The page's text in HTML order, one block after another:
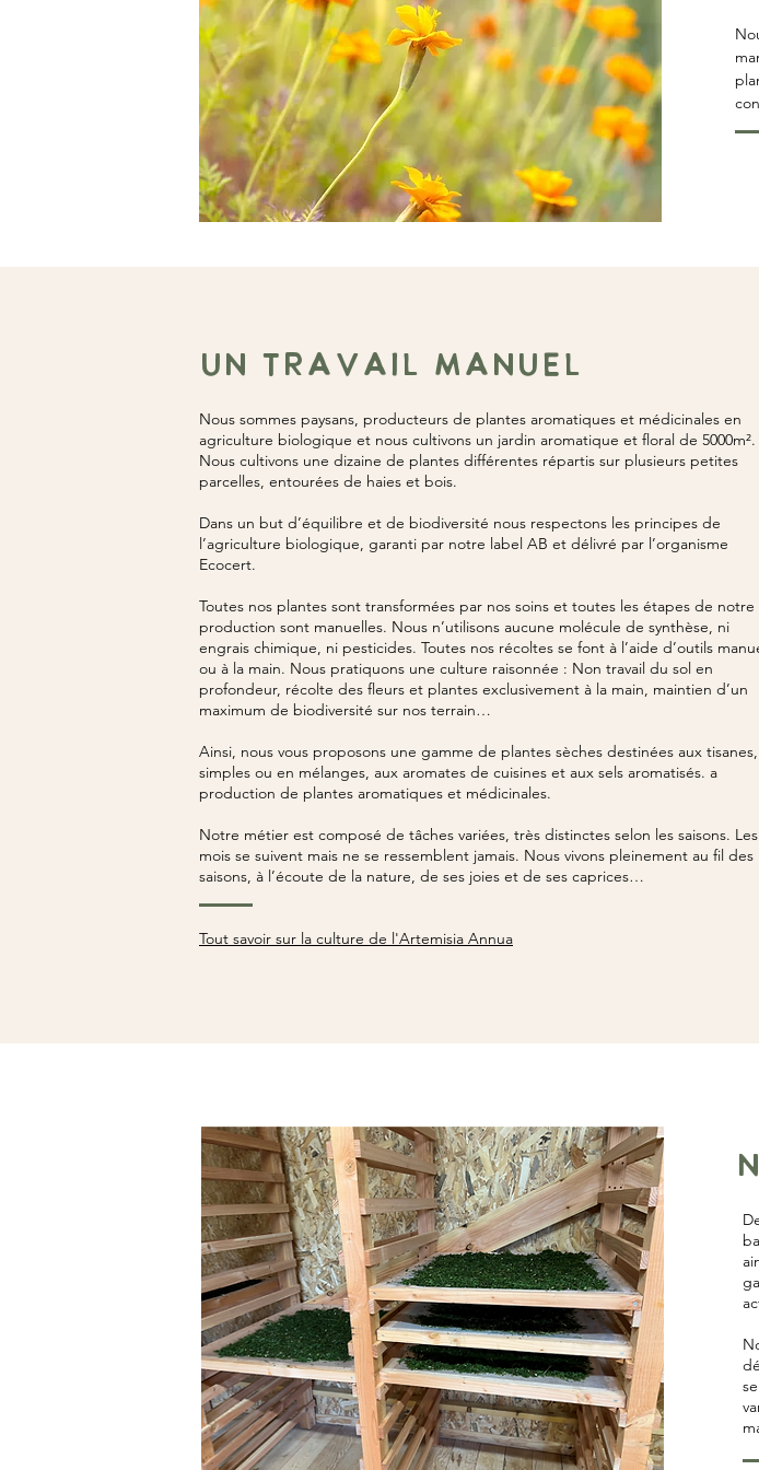
Nous sommes paysans, producteurs de plantes aromatiques et médicinales en
agriculture biologique et nous cultivons un jardin aromatique et floral de 5000m².
Nous cultivons une dizaine de plantes différentes répartis sur plusieurs petites
parcelles, entourées de haies et bois.
Dans un but d’équilibre et de biodiversité nous respectons les principes de
l’agriculture biologique, garanti par notre label AB et délivré par l’organisme
Ecocert.
Toutes nos plantes sont transformées par nos soins et toutes les étapes de notre
production sont manuelles. Nous n’utilisons aucune molécule de synthèse, ni
engrais chimique, ni pesticides. Toutes nos récoltes se font à l’aide d’outils
ou à la main. Nous pratiquons une culture raisonnée : Non travail du sol en
profondeur, récolte des fleurs et plantes exclusivement à la main, maintien d’un
maximum de biodiversité sur nos terrain…
Ainsi, nous vous proposons une gamme de plantes sèches destinées aux tisanes,
simples ou en mélanges, aux aromates de cuisines et aux sels aromatisés. a
production de plantes aromatiques et médicinales.
Notre métier est composé de tâches variées, très distinctes selon les saisons. Les
mois se suivent mais ne se ressemblent jamais. Nous vivons pleinement au fil des
saisons, à l’écoute de la nature, de ses joies et de ses caprices…
Tout savoir sur la culture de l'Artemisia Annua
UN TRAVAIL MANUEL